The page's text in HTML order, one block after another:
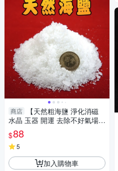
商店
【天然粗海鹽 淨化消磁
水晶 玉器 開運 去除不好氣場
每包約150公克】
$88
5
加入購物車